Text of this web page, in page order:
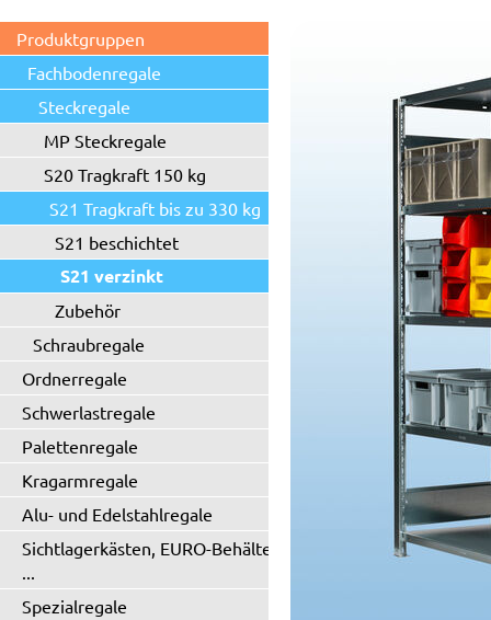
Produktgruppen
Fachbodenregale
Steckregale
MP Steckregale
S20 Tragkraft 150 kg
S21 Tragkraft bis zu 330 kg
S21 beschichtet
S21 verzinkt
Zubehör
Schraubregale
Ordnerregale
Schwerlastregale
Palettenregale
Kragarmregale
Alu- und Edelstahlregale
Sichtlagerkästen, EURO-Behälter
...
Spezialregale